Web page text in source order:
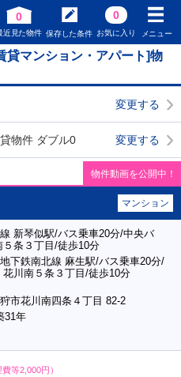
0
近見た物件 保存した条件
0
お気に入り メニュー
貸マンション・アパート]物
変更する
物件 ダブル0 変更する
物件動画を公開中！
マンション
新琴似駅/バス乗車20分/中央バ
５条３丁目/徒歩10分
下鉄南北線 麻生駅/バス乗車20分/
花川南５条３丁目/徒歩10分
市花川南四条４丁目 82-2
31年
費等2,000円）